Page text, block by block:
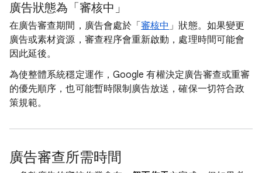
廣告狀態為「審核中」
在廣告審查期間，廣告會處於「審核中 」狀態。如果變更
廣告或素材資源，審查程序會重新啟動，處理時間可能會
因此延後。
為使整體系統穩定運作，Google 有權決定廣告審查或重審
的優先順序，也可能暫時限制廣告放送，確保一切符合政
策規範。
廣告審查所需時間